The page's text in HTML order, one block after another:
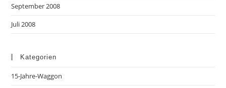
September 2008
Juli 2008
Kategorien
15-Jahre-Waggon